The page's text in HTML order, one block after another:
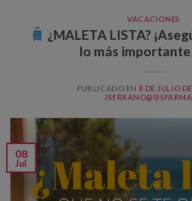
VACACIONES
¿MALETA LISTA?
lo más
PUBLICADO EN 8 DE JULIO
08
Jul